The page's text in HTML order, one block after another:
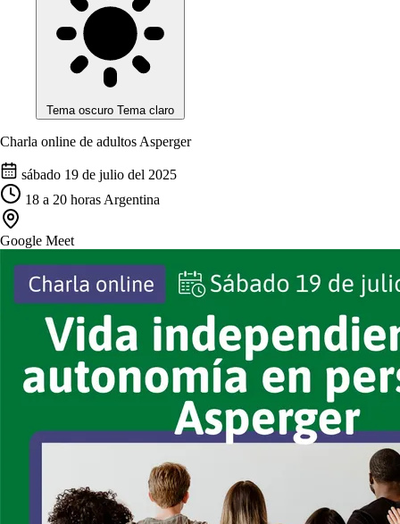
Tema oscuro Tema claro
Charla online de adultos Asperger
sábado 19 de julio del 2025
18 a 20 horas Argentina
Google Meet